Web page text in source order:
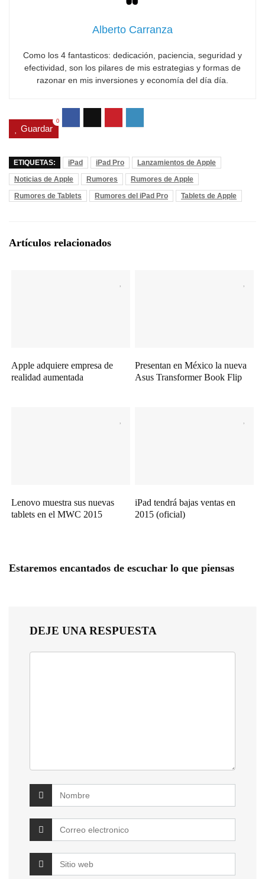
Alberto Carranza
Como los 4 fantasticos: dedicación, paciencia, seguridad y
efectividad, son los pilares de mis estrategias y formas de
razonar en mis inversiones y economía del día día.
Guardar
0
ETIQUETAS: iPad iPad Pro
Lanzamientos de Apple
Noticias de Apple
Rumores
Rumores de Apple
Rumores de Tablets
Rumores del iPad Pro Tablets de Apple
Artículos relacionados
Apple adquiere empresa de
realidad aumentada
Presentan en México la nueva
Asus Transformer Book Flip
Lenovo muestra sus nuevas
tablets en el MWC 2015
iPad tendrá bajas ventas en
2015 (oficial)
Estaremos encantados de escuchar lo que piensas
DEJE UNA RESPUESTA